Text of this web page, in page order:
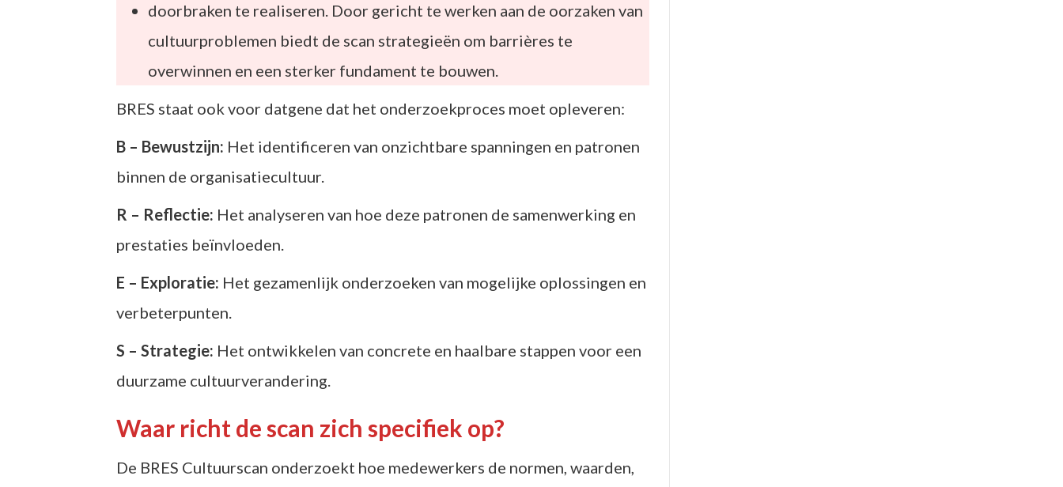
doorbraken te realiseren. Door gericht te werken aan de oorzaken van
cultuurproblemen biedt de scan strategieën om barrières te
overwinnen en een sterker fundament te bouwen.
BRES staat ook voor datgene dat het onderzoekproces moet opleveren:
B – Bewustzijn: Het identificeren van onzichtbare spanningen en patronen
binnen de organisatiecultuur.
R – Reflectie: Het analyseren van hoe deze patronen de samenwerking en
prestaties beïnvloeden.
E – Exploratie: Het gezamenlijk onderzoeken van mogelijke oplossingen en
verbeterpunten.
S – Strategie: Het ontwikkelen van concrete en haalbare stappen voor een
duurzame cultuurverandering.
Waar richt de scan zich specifiek op?
De BRES Cultuurscan onderzoekt hoe medewerkers de normen, waarden,